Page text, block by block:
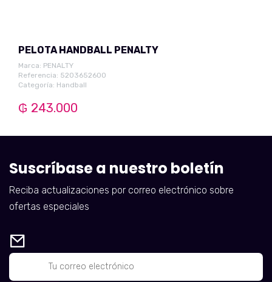
PELOTA HANDBALL PENALTY
Marca: PENALTY
Referencia: 5203652600
Categoría: Handball
₲ 243.000
Suscríbase a nuestro boletín
Reciba actualizaciones por correo electrónico sobre
ofertas especiales